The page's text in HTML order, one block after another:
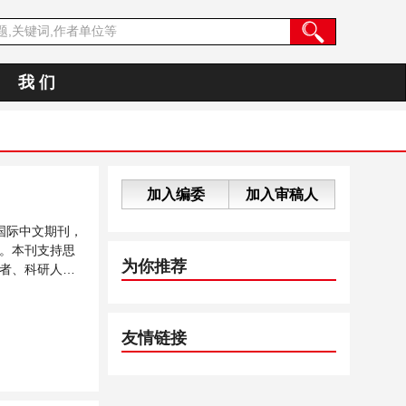
我 们
中文期刊，
本刊支持思
、科研人员
加入编委 加入审稿人
为你推荐
友情链接